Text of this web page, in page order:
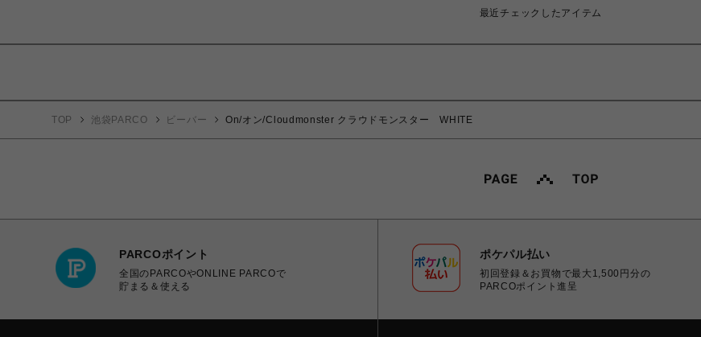
最近チェックしたアイテム
TOP 池袋PARCO ビーバー On/オン/Cloudmonster クラウドモンスター WHITE
PARCOポイント
全国のPARCOやONLINE PARCOで
貯まる＆使える
ポケパル払い
初回登録＆お買物で最大1,500円分の
PARCOポイント進呈